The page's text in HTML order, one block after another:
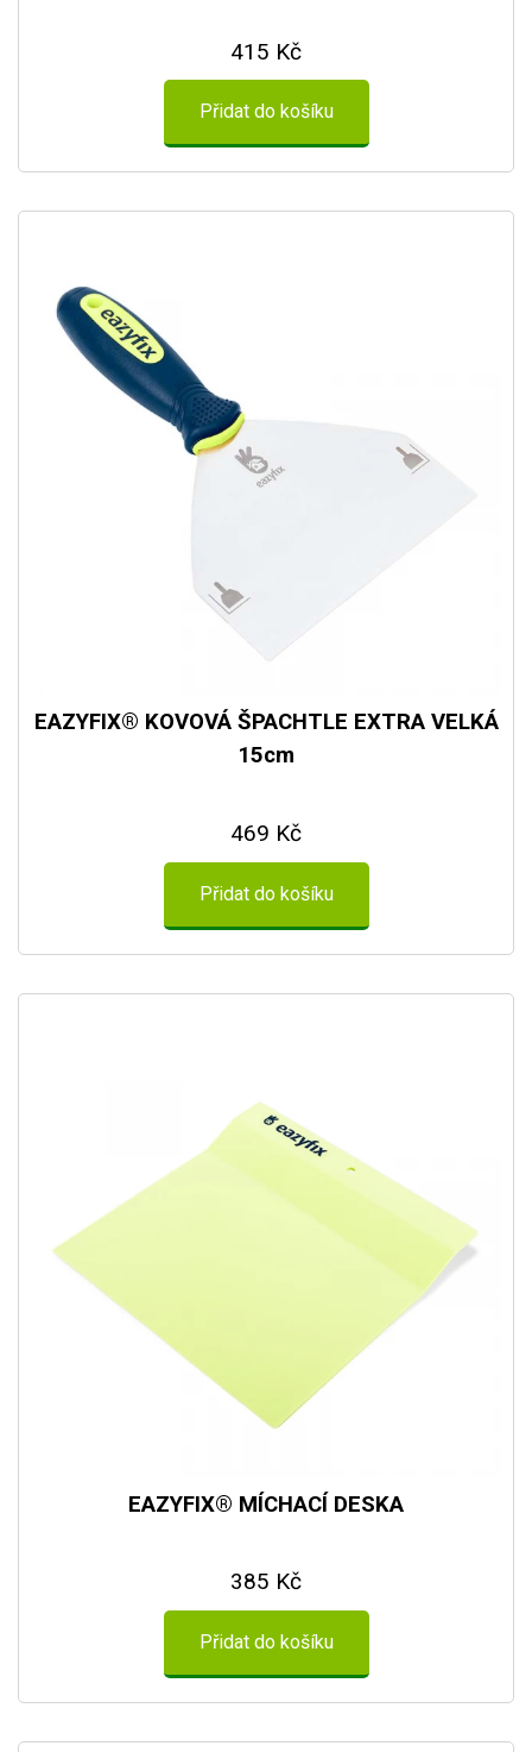
415 Kč
Přidat do košíku
EAZYFIX® KOVOVÁ ŠPACHTLE EXTRA VELKÁ
15cm
469 Kč
Přidat do košíku
EAZYFIX® MÍCHACÍ DESKA
385 Kč
Přidat do košíku